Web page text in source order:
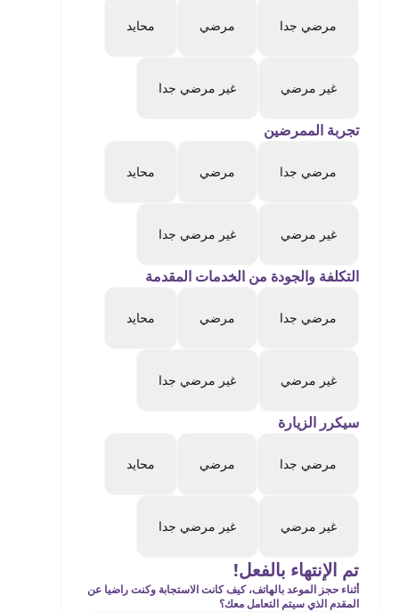
مرضي جدا مرضي محايد
غير مرضي غير مرضي جدا
تجربة الممرضين
مرضي جدا مرضي محايد
غير مرضي غير مرضي جدا
التكلفة والجودة من الخدمات المقدمة
مرضي جدا مرضي محايد
غير مرضي غير مرضي جدا
سيكرر الزيارة
مرضي جدا مرضي محايد
غير مرضي غير مرضي جدا
تم الإنتهاء بالفعل!
أثناء حجز الموعد بالهاتف، كيف كانت الاستجابة وكنت راضيا عن
المقدم الذي سيتم التعامل معك؟